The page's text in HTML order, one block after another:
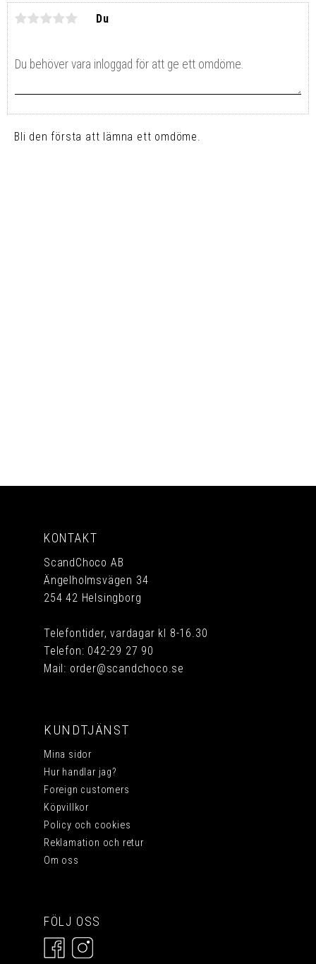
Du
Bli den första att lämna ett omdöme.
KONTAKT
ScandChoco AB
Ängelholmsvägen 34
254 42 Helsingborg
Telefontider, vardagar kl 8-16.30
Telefon: 042-29 27 90
Mail: order@scandchoco.se
KUNDTJÄNST
Mina sidor
Hur handlar jag?
Foreign customers
Köpvillkor
Policy och cookies
Reklamation och retur
Om oss
FÖLJ OSS